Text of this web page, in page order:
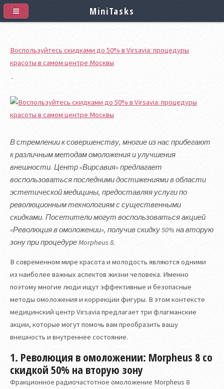
Воспользуйтесь скидками до 50% в Virsavia: процедуры
красоты в самом центре Москвы
В стремлении к совершенству, многие из нас прибегают
к различным методам омоложения и улучшения
внешности. Центр «Вирсавия» предлагает
воспользоваться последними достижениями в области
эстетической медицины, предоставляя услуги по
революционным технологиям с существенными
скидками. Посетители могут воспользоваться акцией
«Революция в омоложении», получив скидку 50% на вторую
зону при процедуре Morpheus 8.
В современном мире красота и молодость являются одними
из наиболее важных аспектов жизни человека. Именно
поэтому многие люди ищут эффективные и безопасные
методы омоложения и коррекции фигуры. В этом контексте
медицинский центр Virsavia предлагает три флагманские
акции, которые могут помочь вам преобразить вашу
внешность и внутреннее состояние.
1. Революция в омоложении: Morpheus 8 со
скидкой 50% на вторую зону
Фракционное радиочастотное омоложение Morpheus 8
MiniTasks